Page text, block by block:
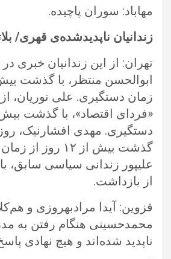
مهاباد: سوران پاچیده.‏
زندانیان ناپدیدشده‌ی قهری/
تهران: از این زندانیان خبری
زمان دستگیری. علی نوریان،
‏‏«فردای اقتصاد»، با گذشت
دستگیری. مهدی افشارنیک،
گذشت بیش از ۱۲
‏علیپور زندانی سیاسی سابق،
از بازداشت.‏
قزوین: آیدا مرادبهروزی و
محمدحسینی هنگام رفتن به
ناپدید شده‌اند‌ و هیچ نهادی